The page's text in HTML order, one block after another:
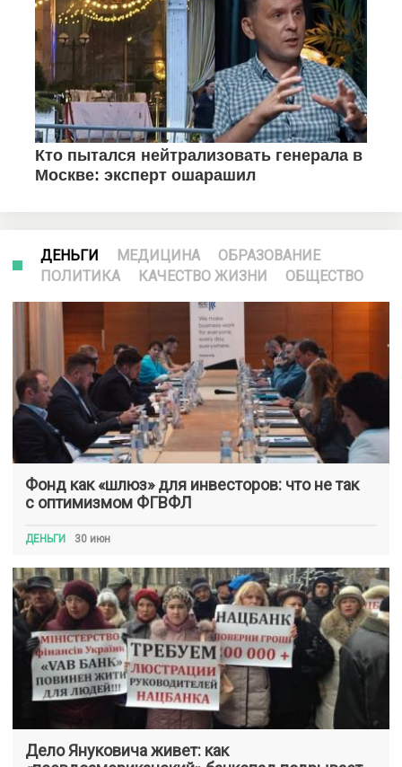
ДЕНЬГИ МЕДИЦИНА
ОБРАЗОВАНИЕ
ПОЛИТИКА
КАЧЕСТВО ЖИЗНИ ОБЩЕСТВО
Фонд как «шлюз» для инвесторов: что не так
с оптимизмом ФГВФЛ
ДЕНЬГИ 30 июн
Дело Януковича живет: как